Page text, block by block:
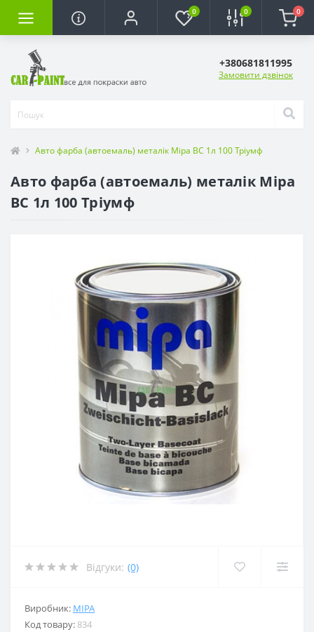
0 0 0
+380681811995
Замовити дзвінок
Авто фарба (автоемаль) металік Mipa BC 1л 100 Тріумф
Авто фарба (автоемаль) металік Mipa
BC 1л 100 Тріумф
Відгуки: (0)
Виробник: MIPA
Код товару: 834